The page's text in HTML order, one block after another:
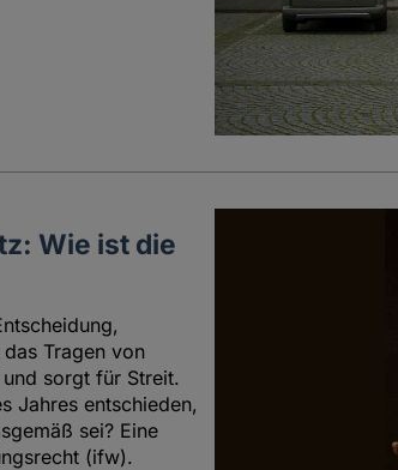
Wie ist die
Tragen von
sorgt für Streit.
Jahres entschieden,
sei? Eine
(ifw).